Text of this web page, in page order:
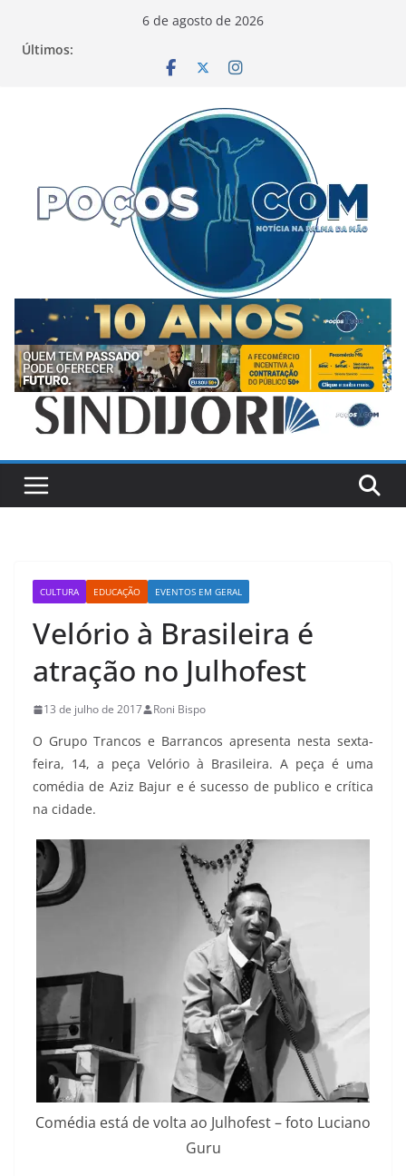
6 de agosto de 2026
Últimos:
CULTURA EDUCAÇÃO EVENTOS EM GERAL
Velório à Brasileira é
atração no Julhofest
13 de julho de 2017 Roni Bispo
O Grupo Trancos e Barrancos apresenta nesta sexta-
feira, 14, a peça Velório à Brasileira. A peça é uma
comédia de Aziz Bajur e é sucesso de publico e crítica
na cidade.
Comédia está de volta ao Julhofest – foto Luciano
Guru